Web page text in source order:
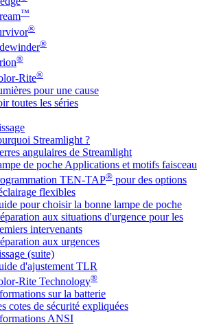
™
®
®
®
Rite®
pour une cause
toutes les séries
Streamlight ?
angulaires de Streamlight
de poche Applications et motifs faisceau
TEN-TAP® pour des options
flexibles
pour choisir la bonne lampe de poche
aux situations d'urgence pour les
intervenants
aux urgences
(suite)
d'ajustement TLR
Rite Technology®
sur la batterie
cotes de sécurité expliquées
ANSI